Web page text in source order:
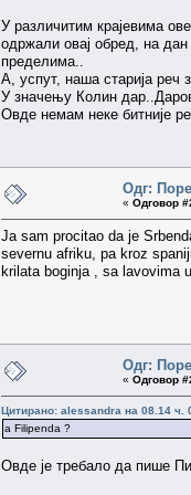
У различитим крајевима
одржали овај обред, на
пределима..
А, успут, наша старија реч
У значењу Колин
Овде немам неке битније
Одг:
« Одговор
Ja sam procitao da je
severnu afriku, pa kroz
krilata boginja , sa lavovima
Одг:
« Одговор
Цитирано: alessandra на 08.14 ч.
a Filipenda ?
Овде је требало да пише